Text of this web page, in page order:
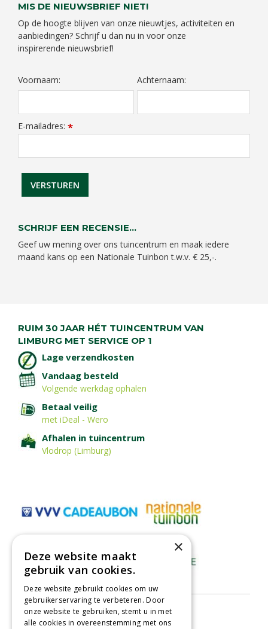
MIS DE NIEUWSBRIEF NIET!
Op de hoogte blijven van onze nieuwtjes, activiteiten en
aanbiedingen? Schrijf u dan nu in voor onze
inspirerende nieuwsbrief!
Voornaam: Achternaam:
E-mailadres: *
SCHRIJF EEN RECENSIE...
Geef uw mening over ons tuincentrum en maak iedere
maand kans op een Nationale Tuinbon t.w.v. € 25,-.
RUIM 30 JAAR HÉT TUINCENTRUM VAN
LIMBURG MET SERVICE OP 1
Lage verzendkosten
Vandaag besteld
Volgende werkdag ophalen
Betaal veilig
met iDeal - Wero
Afhalen in tuincentrum
Vlodrop (Limburg)
×
Deze website maakt
gebruik van cookies.
Deze website gebruikt cookies om uw
gebruikerservaring te verbeteren. Door
onze website te gebruiken, stemt u in met
alle cookies in overeenstemming met ons